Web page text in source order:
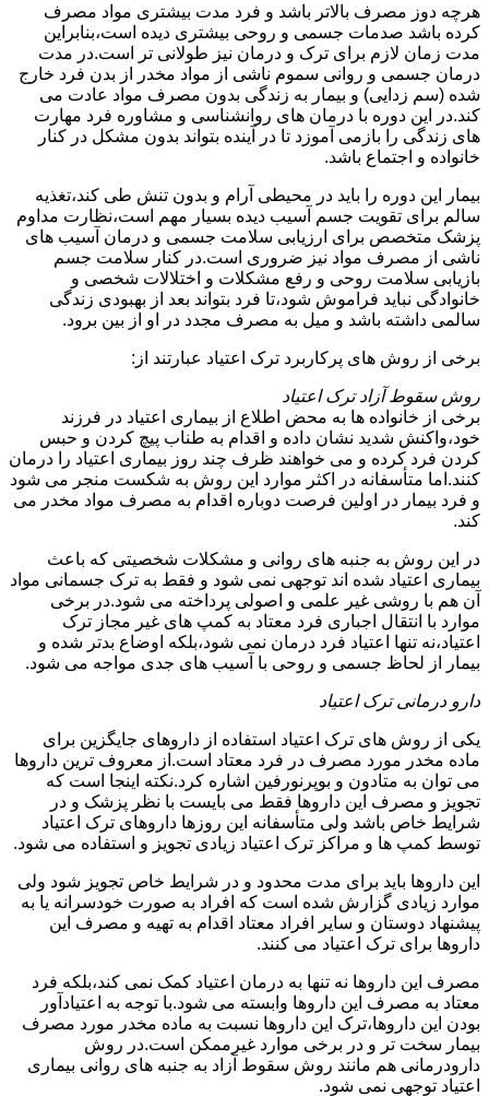
هرچه دوز مصرف بالاتر باشد و فرد مدت بیشتری مواد مصرف
کرده باشد صدمات جسمی و روحی بیشتری دیده است،بنابراین
مدت زمان لازم برای ترک و درمان نیز طولانی تر است.در مدت
درمان جسمی و روانی سموم ناشی از مواد مخدر از بدن فرد خارج
شده (سم زدایی) و بیمار به زندگی بدون مصرف مواد عادت می
کند.در این دوره با درمان های روانشناسی و مشاوره فرد مهارت
های زندگی را بازمی آموزد تا در آینده بتواند بدون مشکل در کنار
خانواده و اجتماع باشد.
بیمار این دوره را باید در محیطی آرام و بدون تنش طی کند،تغذیه
سالم برای تقویت جسم آسیب دیده بسیار مهم است،نظارت مداوم
پزشک متخصص برای ارزیابی سلامت جسمی و درمان آسیب های
ناشی از مصرف مواد نیز ضروری است.در کنار سلامت جسم
بازیابی سلامت روحی و رفع مشکلات و اختلالات شخصی و
خانوادگی نباید فراموش شود،تا فرد بتواند بعد از بهبودی زندگی
سالمی داشته باشد و میل به مصرف مجدد در او از بین برود.
برخی از روش های پرکاربرد ترک اعتیاد عبارتند از:
روش سقوط آزاد ترک اعتیاد
برخی از خانواده ها به محض اطلاع از بیماری اعتیاد در فرزند
خود،واکنش شدید نشان داده و اقدام به طناب پیچ کردن و حبس
کردن فرد کرده و می خواهند ظرف چند روز بیماری اعتیاد را درمان
کنند.اما متأسفانه در اکثر موارد این روش به شکست منجر می شود
و فرد بیمار در اولین فرصت دوباره اقدام به مصرف مواد مخدر می
کند.
در این روش به جنبه های روانی و مشکلات شخصیتی که باعث
بیماری اعتیاد شده اند توجهی نمی شود و فقط به ترک جسمانی مواد
آن هم با روشی غیر علمی و اصولی پرداخته می شود.در برخی
موارد با انتقال اجباری فرد معتاد به کمپ های غیر مجاز ترک
اعتیاد،نه تنها اعتیاد فرد درمان نمی شود،بلکه اوضاع بدتر شده و
بیمار از لحاظ جسمی و روحی با آسیب های جدی مواجه می شود.
دارو درمانی ترک اعتیاد
یکی از روش های ترک اعتیاد استفاده از داروهای جایگزین برای
ماده مخدر مورد مصرف در فرد معتاد است.از معروف ترین داروها
می توان به متادون و بوپرنورفین اشاره کرد.نکته اینجا است که
تجویز و مصرف این داروها فقط می بایست با نظر پزشک و در
شرایط خاص باشد ولی متأسفانه این روزها داروهای ترک اعتیاد
توسط کمپ ها و مراکز ترک اعتیاد زیادی تجویز و استفاده می شود.
این داروها باید برای مدت محدود و در شرایط خاص تجویز شود ولی
موارد زیادی گزارش شده است که افراد به صورت خودسرانه یا به
پیشنهاد دوستان و سایر افراد معتاد اقدام به تهیه و مصرف این
داروها برای ترک اعتیاد می کنند.
مصرف این داروها نه تنها به درمان اعتیاد کمک نمی کند،بلکه فرد
معتاد به مصرف این داروها وابسته می شود.با توجه به اعتیادآور
بودن این داروها،ترک این داروها نسبت به ماده مخدر مورد مصرف
بیمار سخت تر و در برخی موارد غیرممکن است.در روش
دارودرمانی هم مانند روش سقوط آزاد به جنبه های روانی بیماری
اعتیاد توجهی نمی شود.